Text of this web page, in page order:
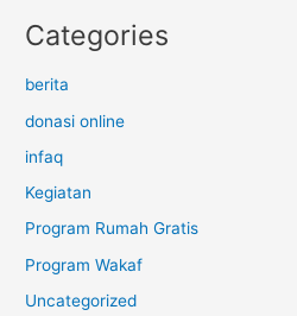
Categories
berita
donasi online
infaq
Kegiatan
Program Rumah Gratis
Program Wakaf
Uncategorized